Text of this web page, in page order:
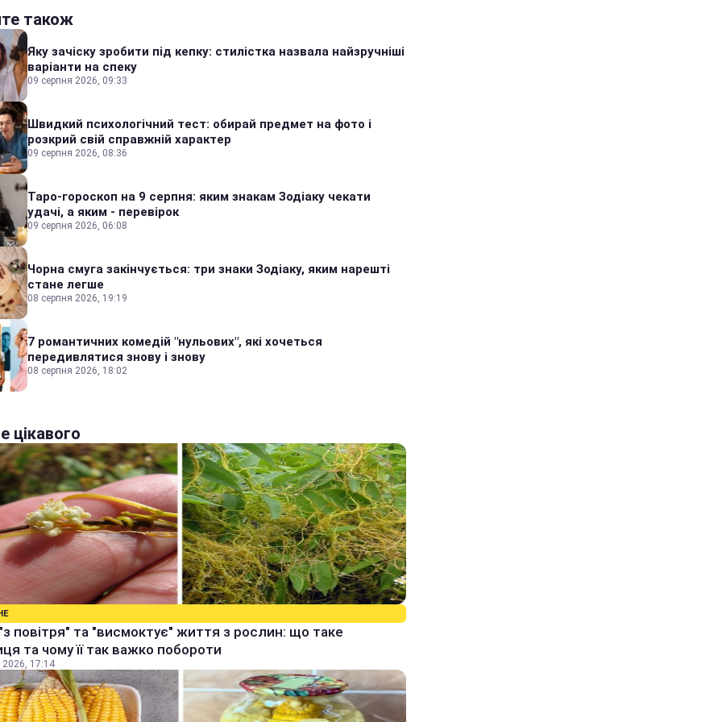
також
Яку зачіску зробити під кепку: стилістка назвала найзручніші
варіанти на спеку
09 серпня 2026, 09:33
Швидкий психологічний тест: обирай предмет на фото і
розкрий свій справжній характер
09 серпня 2026, 08:36
Таро-гороскоп на 9 серпня: яким знакам Зодіаку чекати
удачі, а яким - перевірок
09 серпня 2026, 06:08
Чорна смуга закінчується: три знаки Зодіаку, яким нарешті
стане легше
08 серпня 2026, 19:19
7 романтичних комедій "нульових", які хочеться
передивлятися знову і знову
08 серпня 2026, 18:02
цікавого
повітря" та "висмоктує" життя з рослин: що таке
та чому її так важко побороти
2026, 17:14